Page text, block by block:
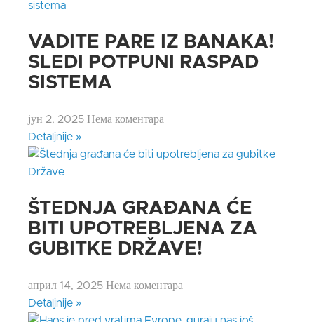
VADITE PARE IZ BANAKA!
SLEDI POTPUNI RASPAD
SISTEMA
јун 2, 2025Нема коментара
Detaljnije »
ŠTEDNJA GRAĐANA ĆE
BITI UPOTREBLJENA ZA
GUBITKE DRŽAVE!
април 14, 2025Нема коментара
Detaljnije »